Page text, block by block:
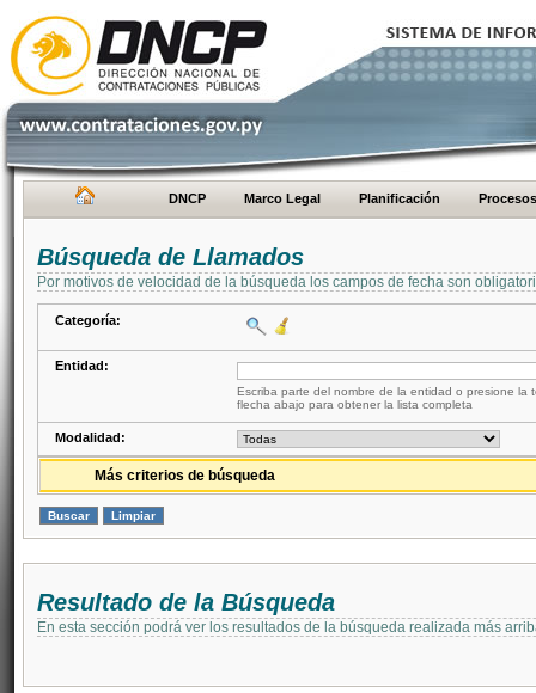
DNCP Marco Legal Planificación Procesos
Búsqueda de Llamados
Por motivos de velocidad de la búsqueda los campos de fecha son
Categoría:
Entidad:
Escriba parte del nombre de la entidad o presione la
flecha abajo para obtener la lista completa
Modalidad:
Más criterios de búsqueda
Resultado de la Búsqueda
En esta sección podrá ver los resultados de la búsqueda realizada más